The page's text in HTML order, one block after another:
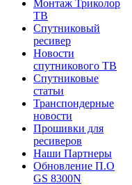
Монтаж Триколор
ТВ
Спутниковый
ресивер
Новости
спутникового ТВ
Спутниковые
статьи
Транспондерные
новости
Прошивки для
ресиверов
Наши Партнеры
Обновление П.О
GS 8300N